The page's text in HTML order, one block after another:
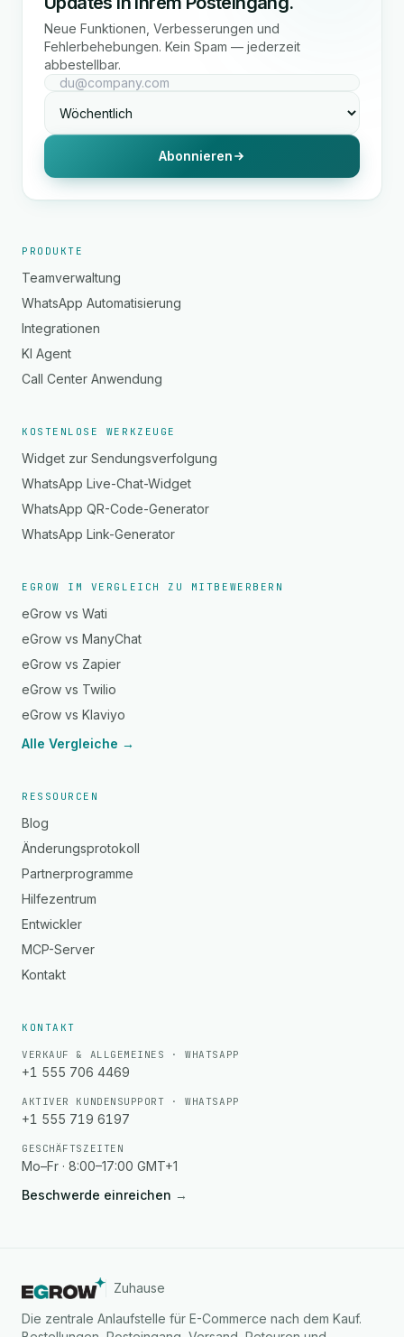
Neue Funktionen, Verbesserungen und
Fehlerbehebungen. Kein Spam — jederzeit
abbestellbar.
Abonnieren
PRODUKTE
Teamverwaltung
WhatsApp Automatisierung
Integrationen
KI Agent
Call Center Anwendung
KOSTENLOSE WERKZEUGE
Widget zur Sendungsverfolgung
WhatsApp Live-Chat-Widget
WhatsApp QR-Code-Generator
WhatsApp Link-Generator
EGROW IM VERGLEICH ZU MITBEWERBERN
eGrow vs Wati
eGrow vs ManyChat
eGrow vs Zapier
eGrow vs Twilio
eGrow vs Klaviyo
Alle Vergleiche →
RESSOURCEN
Blog
Änderungsprotokoll
Partnerprogramme
Hilfezentrum
Entwickler
MCP-Server
Kontakt
KONTAKT
VERKAUF & ALLGEMEINES · WHATSAPP
+1 555 706 4469
AKTIVER KUNDENSUPPORT · WHATSAPP
+1 555 719 6197
GESCHÄFTSZEITEN
Mo–Fr · 8:00–17:00 GMT+1
Beschwerde einreichen →
Zuhause
Die zentrale Anlaufstelle für E-Commerce nach dem Kauf.